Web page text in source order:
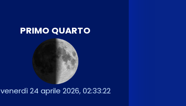
PRIMO QUARTO
venerdì 24 aprile 2026, 02:33:22